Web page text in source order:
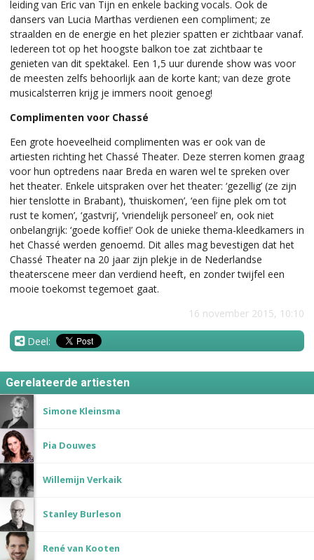
leiding van Eric van Tijn en enkele backing vocals. Ook de
dansers van Lucia Marthas verdienen een compliment; ze
straalden en de energie en het plezier spatten er zichtbaar vanaf.
Iedereen tot op het hoogste balkon toe zat zichtbaar te
genieten van dit spektakel. Een 1,5 uur durende show was voor
de meesten zelfs behoorlijk aan de korte kant; van deze grote
musicalsterren krijg je immers nooit genoeg!
Complimenten voor Chassé
Een grote hoeveelheid complimenten was er ook van de
artiesten richting het Chassé Theater. Deze sterren komen graag
voor hun optredens naar Breda en waren wel te spreken over
het theater. Enkele uitspraken over het theater: ‘gezellig’ (ze zijn
hier tenslotte in Brabant), ‘thuiskomen’, ‘een fijne plek om tot
rust te komen’, ‘gastvrij’, ‘vriendelijk personeel’ en, ook niet
onbelangrijk: ‘goede koffie!’ Ook de unieke thema-kleedkamers in
het Chassé werden genoemd. Dit alles mag bevestigen dat het
Chassé Theater na 20 jaar zijn plekje in de Nederlandse
theaterscene meer dan verdiend heeft, en zonder twijfel een
mooie toekomst tegemoet gaat.
16 november 2015, 10:10
Deel:
Gerelateerde artiesten
Simone Kleinsma
Pia Douwes
Willemijn Verkaik
Stanley Burleson
René van Kooten